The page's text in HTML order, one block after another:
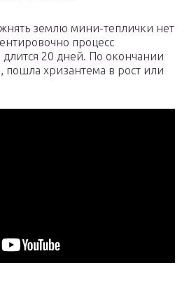
землю мини-теплички нет
процесс
20 дней. По окончании
пошла хризантема в рост или